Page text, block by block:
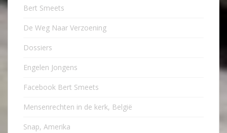
Bert Smeets
De Weg Naar Verzoening
Dossiers
Engelen Jongens
Facebook Bert Smeets
Mensenrechten in de kerk, België
Snap, Amerika